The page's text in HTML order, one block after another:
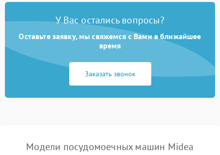
Проблемы с набором
Не работает сушилка 2100 ₽ Подробнее →
Сбои в работе таймера 1700 ₽
У Вас остались вопросы?
Оставьте заявку, мы свяжемся с Вами в ближайшее
время
Заказать звонок
Модели посудомоечных машин Midea